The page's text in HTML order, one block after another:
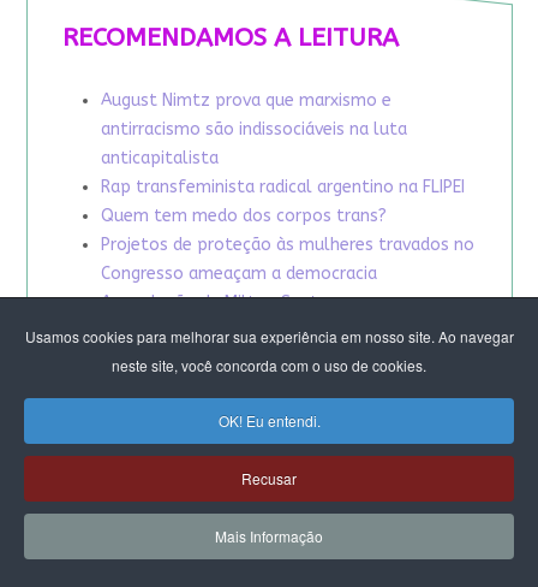
Usamos cookies para melhorar sua experiência em nosso site. Ao navegar
neste site, você concorda com o uso de cookies.
OK! Eu entendi.
Recusar
Mais Informação
RECOMENDAMOS A LEITURA
August Nimtz prova que marxismo e
antirracismo são indissociáveis na luta
anticapitalista
Rap transfeminista radical argentino na FLIPEI
Quem tem medo dos corpos trans?
Projetos de proteção às mulheres travados no
Congresso ameaçam a democracia
A revolução de Milton Santos